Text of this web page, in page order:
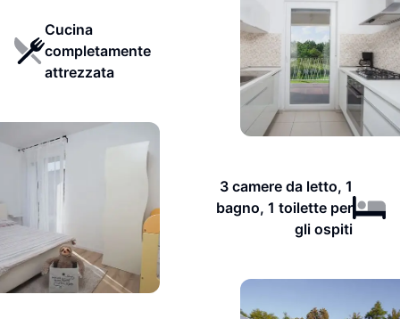
Cucina
completamente
attrezzata
3 camere da letto, 1
bagno, 1 toilette per
gli ospiti